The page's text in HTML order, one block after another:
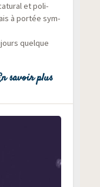
et poli­
à por­tée sym­
quelque
savoir plus